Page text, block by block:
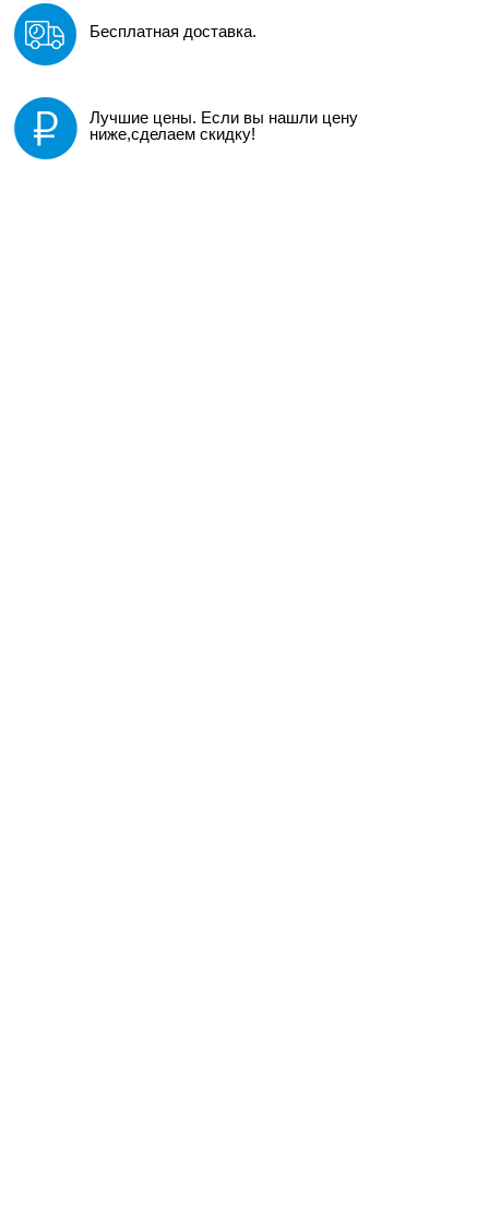
Бесплатная доставка.
Лучшие цены. Если вы нашли цену
ниже,сделаем скидку!